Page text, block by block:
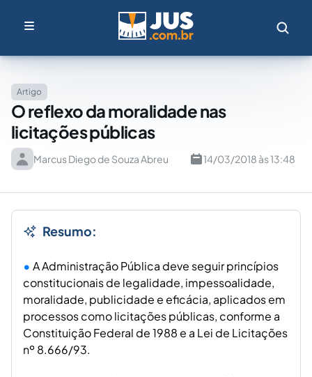
Artigo
O reflexo da moralidade nas
licitações públicas
Marcus Diego de Souza Abreu 14/03/2018 às 13:48
Resumo:
A Administração Pública deve seguir princípios
constitucionais de legalidade, impessoalidade,
moralidade, publicidade e eficácia, aplicados em
processos como licitações públicas, conforme a
Constituição Federal de 1988 e a Lei de Licitações
nº 8.666/93.